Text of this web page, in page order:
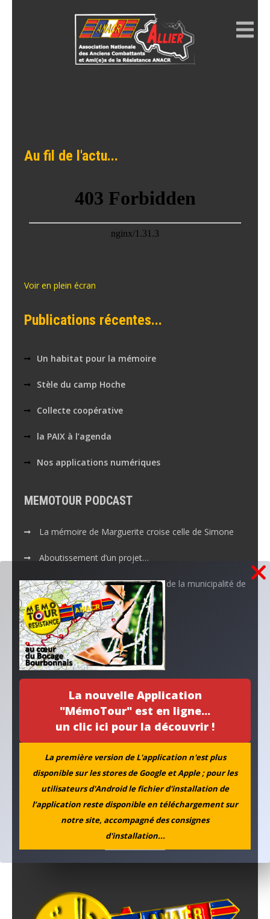
La nouvelle Application
"MémoTour" est en ligne...
un clic ici pour la découvrir !
La première version de L'application n'est plus
disponible sur les stores de Google et Apple ; pour les
utilisateurs d'Android le fichier d'installation de
l’application reste disponible en téléchargement sur
notre site, accompagné des consignes
d'installation...
Au fil de l'actu...
Voir en plein écran
Publications récentes...
Un habitat pour la mémoire
Stèle du camp Hoche
Collecte coopérative
la PAIX à l’agenda
Nos applications numériques
MEMOTOUR PODCAST
La mémoire de Marguerite croise celle de Simone
Aboutissement d’un projet…
L’ANACR accompagne l’initiative de la municipalité de
Neuvy
Archives
Rechercher